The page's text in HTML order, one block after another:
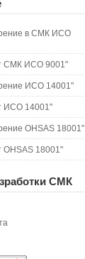
в СМК ИСО
СМК ИСО 9001"
ИСО 14001"
ИСО 14001"
OHSAS 18001"
OHSAS 18001"
СМК